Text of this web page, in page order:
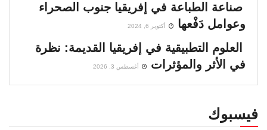
صناعة الطباعة في إفريقيا جنوب الصحراء
وعوامل دَفْعها
أكتوبر 6, 2024
العلوم التطبيقية في إفريقيا القديمة: نظرة
في الأثر والمؤثرات
أغسطس 3, 2026
فيسبوك